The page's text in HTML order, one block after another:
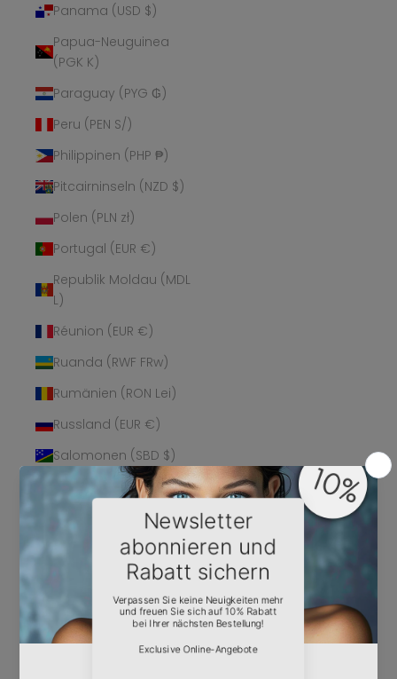
Panama (USD $)
Papua-Neuguinea
(PGK K)
Paraguay (PYG ₲)
Peru (PEN S/)
Philippinen (PHP ₱)
Pitcairninseln (NZD $)
Polen (PLN zł)
Portugal (EUR €)
Republik Moldau (MDL
L)
Réunion (EUR €)
Ruanda (RWF FRw)
Rumänien (RON Lei)
Russland (EUR €)
Salomonen (SBD $)
Sambia (EUR €)
Samoa (WST T)
San Marino (EUR €)
São Tomé und
Príncipe (STD Db)
Saudi-Arabien (SAR